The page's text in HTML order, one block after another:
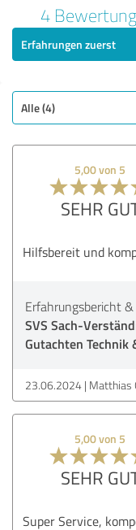
5,00 von 5
Qualität
Nutzen
Ausführung
4
Erfahrungen zuerst
Alle (4)
5,00 von 5
SEHR
Hilfsbereit und
Erfahrungsbericht
SVS Sach-
Gutachten Technik
23.06.2024 Matthias
5,00 von 5
SEHR
Super Service,